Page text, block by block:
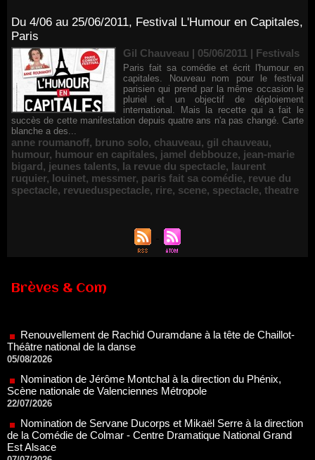
Du 4/06 au 25/06/2011, Festival L'Humour en Capitales,
Paris
Gil Chauveau | 05/06/2011 | Festivals
Paris fait sa comédie et écrit l'humour en
capitales. Nouveau nom pour le festival
parisien qui prend par la même occasion le
pluriel et un objectif de déploiement
international. Mais la recette qui a fait le
succès de cette manifestation depuis quatre ans n'a pas changé. Carte
blanche a des...
anne roumanoff, bruno solo, chauveau, gil chauveau,
humour, humour en capitales, jamel debbouze, jean-marie
bigard, jeunes talents, la revue du spectacle, laurent
ruquier, louinet, messmer, paris fait sa comédie, revue du
spectacle, revueduspectacle, rire, scene, spectacle, theatre
Brèves & Com
05/08/2026
Nomination de Jérôme Montchal à la direction du Phénix,
Scène nationale de Valenciennes Métropole
22/07/2026
Nomination de Servane Ducorps et Mikaël Serre à la direction
de la Comédie de Colmar - Centre Dramatique National Grand
07/07/2026
Thomas Jolly et Laëtitia Guédon nommés à la direction du